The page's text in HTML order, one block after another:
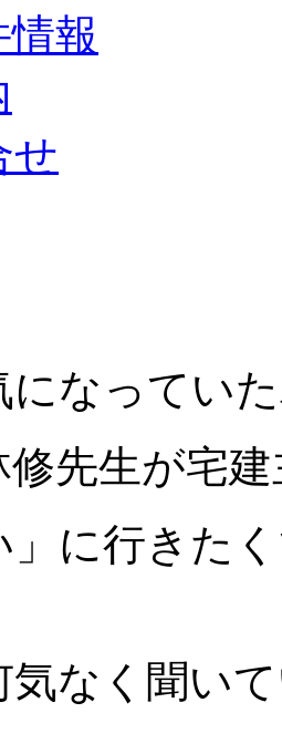
報
せ
になってい
修先生が宅
」に行きた
気なく聞い